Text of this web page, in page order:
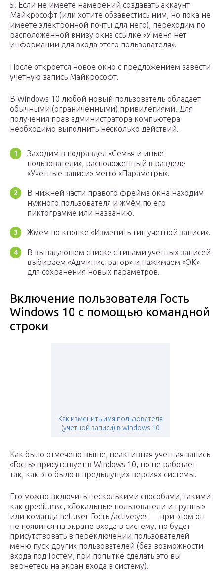
5. Если не имеете намерений создавать аккаунт
Майкрософт (или хотите обзавестись ним, но пока не
имеете электронной почты для него), переходим по
расположенной внизу окна ссылке «У меня нет
информации для входа этого пользователя».
После откроется новое окно с предложением завести
учетную запись Майкрософт.
В Windows 10 любой новый пользователь обладает
обычными (ограниченными) привилегиями. Для
получения прав администратора компьютера
необходимо выполнить несколько действий.
Заходим в подраздел «Семья и иные
пользователи», расположенный в разделе
«Учетные записи» меню «Параметры».
В нижней части правого фрейма окна находим
нужного пользователя и жмём по его
пиктограмме или названию.
Жмем по кнопке «Изменить тип учетной записи».
В выпадающем списке с типами учетных записей
выбираем «Администратор» и нажимаем «OK»
для сохранения новых параметров.
Включение пользователя Гость
Windows 10 с помощью командной
строки
Как изменить имя пользователя
(учетной записи) в windows 10
Как было отмечено выше, неактивная учетная запись
«Гость» присутствует в Windows 10, но не работает
так, как это было в предыдущих версиях системы.
Его можно включить несколькими способами, такими
как gpedit.msc, «Локальные пользователи и группы»
или команда net user Гость /active:yes — при этом он
не появится на экране входа в систему, но будет
присутствовать в переключении пользователей
меню пуск других пользователей (без возможности
входа под Гостем, при попытке сделать это вы
вернетесь на экран входа в систему).